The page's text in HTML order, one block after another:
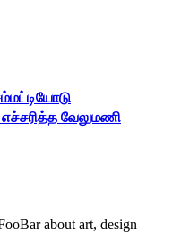
எச்சரித்த வேலுமணி
about art, design